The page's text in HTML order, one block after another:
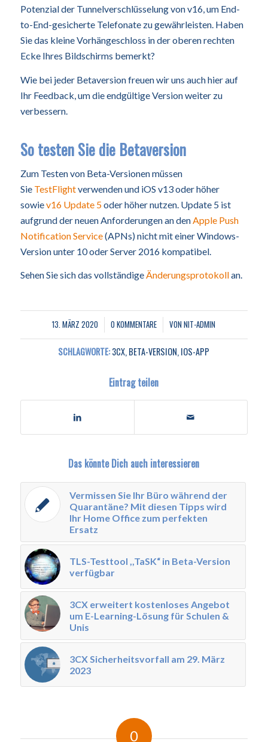
Potenzial der Tunnelverschlüsselung von v16, um End-
to-End-gesicherte Telefonate zu gewährleisten. Haben
Sie das kleine Vorhängeschloss in der oberen rechten
Ecke Ihres Bildschirms bemerkt?
Wie bei jeder Betaversion freuen wir uns auch hier auf
Ihr Feedback, um die endgültige Version weiter zu
verbessern.
So testen Sie die Betaversion
Zum Testen von Beta-Versionen müssen
Sie TestFlightverwenden und iOS v13 oder höher
sowiev16 Update 5oder höher nutzen. Update 5 ist
aufgrund der neuen Anforderungen an den Apple Push
Notification Service(APNs) nicht mit einer Windows-
Version unter 10 oder Server 2016 kompatibel.
Sehen Sie sich das vollständigeÄnderungsprotokollan.
13. MÄRZ 2020
/ 0 KOMMENTARE
/ VONNIT-ADMIN
SCHLAGWORTE:3CX,BETA-VERSION,IOS-APP
Eintrag teilen
Das könnte Dich auch interessieren
Vermissen Sie Ihr Büro während der
Quarantäne? Mit diesen Tipps wird
Ihr Home Office zum perfekten
Ersatz
TLS-Testtool ,,TaSK“ in Beta-Version
verfügbar
3CX erweitert kostenloses Angebot
um E-Learning-Lösung für Schulen &
Unis
3CX Sicherheitsvorfall am 29. März
2023
0